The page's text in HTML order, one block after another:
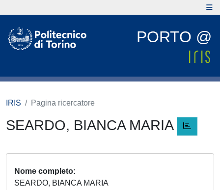
PORTO @
IRIS Pagina ricercatore
SEARDO, BIANCA MARIA
Nome completo
SEARDO, BIANCA MARIA